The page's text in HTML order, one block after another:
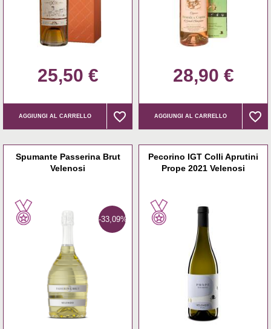
25,50 €
AGGIUNGI AL CARRELLO favorite_border
favorite_border
28,90 €
AGGIUNGI AL CARRELLO favorite_border
favorite_border
Spumante Passerina Brut
Velenosi
-33,09%
Pecorino IGT Colli Aprutini
Prope 2021 Velenosi